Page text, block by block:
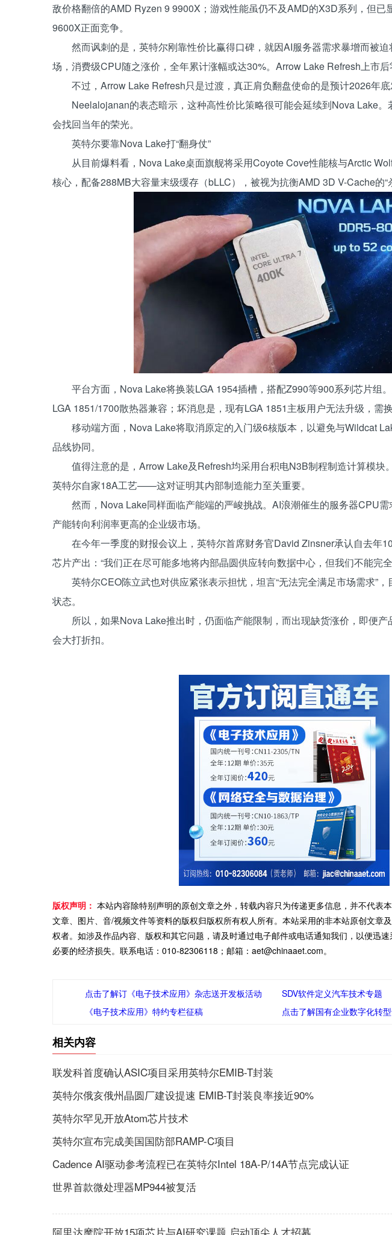
敌价格翻倍的AMD Ryzen 9 9900X；游戏性能虽仍不及AMD的X3D系列，但已
9600X正面竞争。
然而讽刺的是，英特尔刚靠性价比赢得口碑，就因AI服务器需求暴增而被
场，消费级CPU随之涨价，全年累计涨幅或达30%。Arrow Lake Refresh上市后
不过，Arrow Lake Refresh只是过渡，真正肩负翻盘使命的是预计2026年底
Neelalojanan的表态暗示，这种高性价比策略很可能会延续到Nova Lake
会找回当年的荣光。
英特尔要靠Nova Lake打“翻身仗”
从目前爆料看，Nova Lake桌面旗舰将采用Coyote Cove性能核与Arctic
核心，配备288MB大容量末级缓存（bLLC），被视为抗衡AMD 3D V-Cache的“
平台方面，Nova Lake将换装LGA 1954插槽，搭配Z990等900系列芯片组
LGA 1851/1700散热器兼容；坏消息是，现有LGA 1851主板用户无法升级，需换
移动端方面，Nova Lake将取消原定的入门级6核版本，以避免与Wildcat
品线协同。
值得注意的是，Arrow Lake及Refresh均采用台积电N3B制程制造计算模块
英特尔自家18A工艺——这对证明其内部制造能力至关重要。
然而，Nova Lake同样面临产能端的严峻挑战。AI浪潮催生的服务器CPU
产能转向利润率更高的企业级市场。
在今年一季度的财报会议上，英特尔首席财务官David Zinsner承认自去年
芯片产出：“我们正在尽可能多地将内部晶圆供应转向数据中心，但我们不能完
英特尔CEO陈立武也对供应紧张表示担忧，坦言“无法完全满足市场需求”
状态。
所以，如果Nova Lake推出时，仍面临产能限制，而出现缺货涨价，即便
会大打折扣。
版权声明： 本站内容除特别声明的原创文章之外，转载内容只为传递更多信息，并不代表
文章、图片、音/视频文件等资料的版权归版权所有权人所有。本站采用的非本站原创文章
权者。如涉及作品内容、版权和其它问题，请及时通过电子邮件或电话通知我们，以便迅
必要的经济损失。联系电话：010-82306118；邮箱：aet@chinaaet.com。
点击了解订《电子技术应用》杂志送开发板活动
SDV软件定义汽车技术专题
《电子技术应用》特约专栏征稿
点击了解国有企业数字化转
相关内容
联发科首度确认ASIC项目采用英特尔EMIB-T封装
英特尔俄亥俄州晶圆厂建设提速 EMIB-T封装良率接近90%
英特尔罕见开放Atom芯片技术
英特尔宣布完成美国国防部RAMP-C项目
Cadence AI驱动参考流程已在英特尔Intel 18A-P/14A节点完成认证
世界首款微处理器MP944被复活
阿里达摩院开放15项芯片与AI研究课题 启动顶尖人才招募